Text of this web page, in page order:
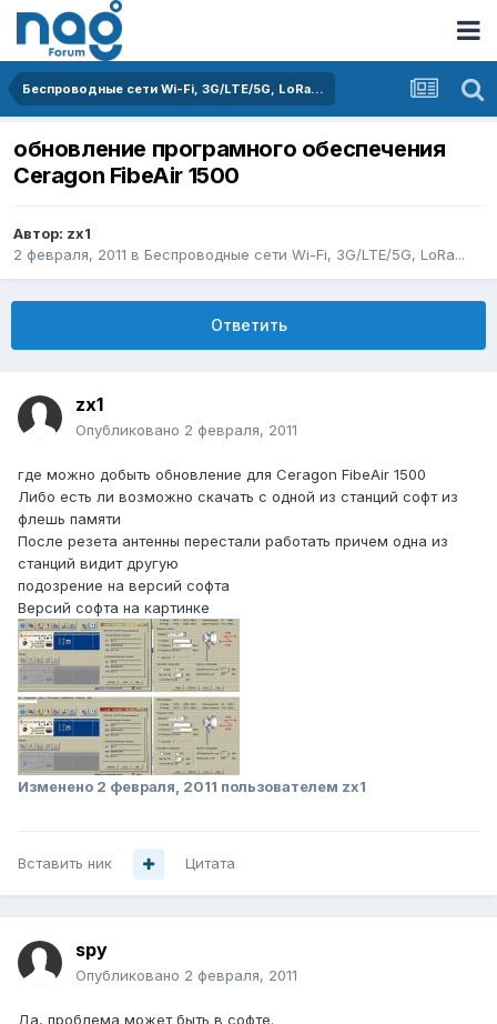
Беспроводные сети Wi-Fi, 3G/LTE/5G, LoRa...
обновление програмного обеспечения
Ceragon FibeAir 1500
Автор: zx1
2 февраля, 2011 в Беспроводные сети Wi-Fi, 3G/LTE/5G, LoRa...
Ответить
zx1
Опубликовано 2 февраля, 2011
где можно добыть обновление для Ceragon FibeAir 1500
Либо есть ли возможно скачать с одной из станций софт из
флешь памяти
После резета антенны перестали работать причем одна из
станций видит другую
подозрение на версий софта
Версий софта на картинке
Изменено 2 февраля, 2011 пользователем zx1
Вставить ник Цитата
spy
Опубликовано 2 февраля, 2011
Да, проблема может быть в софте.